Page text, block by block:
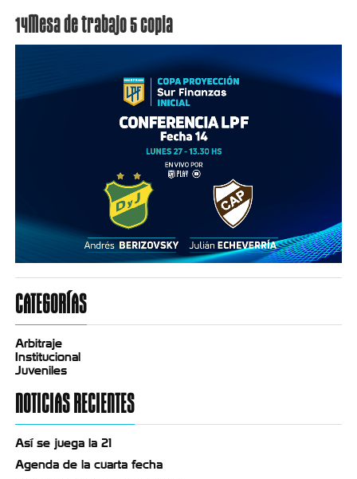
14Mesa de trabajo 5 copia
CATEGORÍAS
Arbitraje
Institucional
Juveniles
NOTICIAS RECIENTES
Así se juega la 21
Agenda de la cuarta fecha